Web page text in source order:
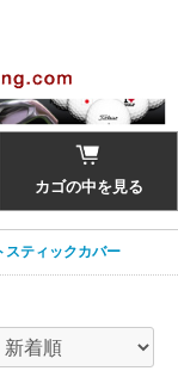
カゴの中を見る
スティックカバー